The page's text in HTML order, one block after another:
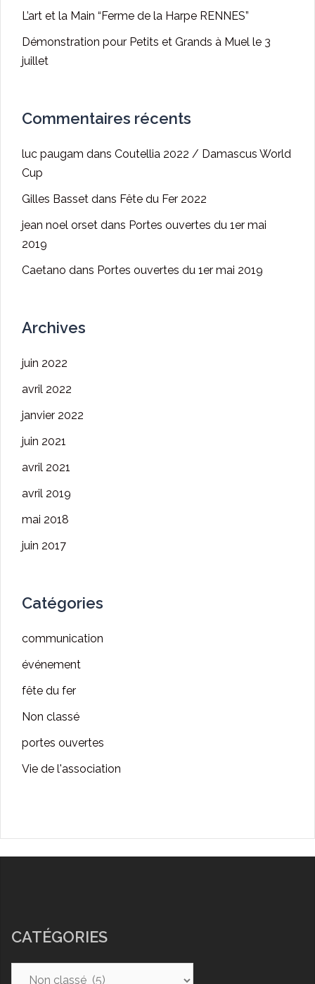
L’art et la Main “Ferme de la Harpe RENNES”
Démonstration pour Petits et Grands à Muel le 3
juillet
Commentaires récents
luc paugam dans Coutellia 2022 / Damascus World
Cup
Gilles Basset dans Fête du Fer 2022
jean noel orset dans Portes ouvertes du 1er mai
2019
Caetano dans Portes ouvertes du 1er mai 2019
Archives
juin 2022
avril 2022
janvier 2022
juin 2021
avril 2021
avril 2019
mai 2018
juin 2017
Catégories
communication
événement
fête du fer
Non classé
portes ouvertes
Vie de l'association
CATÉGORIES